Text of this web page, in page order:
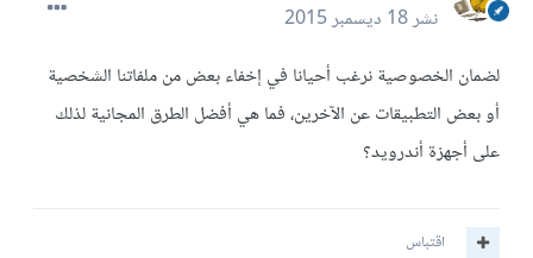
نشر18 ديسمبر 2015
لضمان الخصوصية نرغب أحيانا في إخفاء بعض من ملفاتنا الشخصية
أو بعض التطبيقات عن الآخرين، فما هي أفضل الطرق المجانية لذلك
على أجهزة أندرويد؟
اقتباس